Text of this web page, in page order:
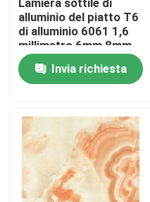
Casa
Circa noi
Giro della fabbrica
Lamiera sottile di
alluminio del piatto T6
di alluminio 6061 1,6
millimetro 6mm 8mm
10mm densamente
Invia richiesta